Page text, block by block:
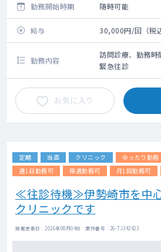
勤務開始時期 随時可能
給与 30,000円/回（税
勤務内容
訪問診療、勤務時
緊急往診
お気に入り
定期 当直 クリニック ゆったり勤務
週1日勤務可
隔週勤務可 月1回勤務可
≪往診待機≫伊勢崎市を中
クリニックです
掲載更新日 : 2026年08月04日 案件番号 : 26-TJ342423